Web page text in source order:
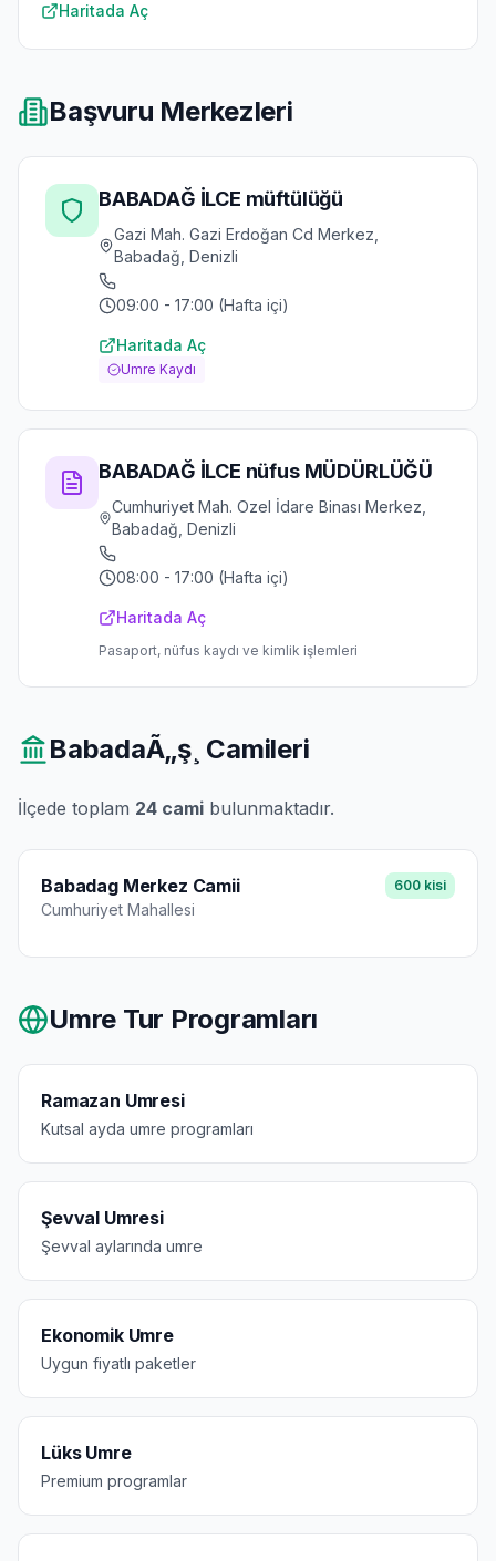
Haritada Aç
Başvuru Merkezleri
BABADAĞ İLCE müftülüğü
Gazi Mah. Gazi Erdoğan Cd Merkez,
Babadağ, Denizli
09:00 - 17:00 (Hafta içi)
Haritada Aç
Umre Kaydı
BABADAĞ İLCE nüfus MÜDÜRLÜĞÜ
Cumhuriyet Mah. Ozel İdare Binası Merkez,
Babadağ, Denizli
08:00 - 17:00 (Hafta içi)
Haritada Aç
Pasaport, nüfus kaydı ve kimlik işlemleri
BabadaÃ„ş¸ Camileri
İlçede toplam 24 cami bulunmaktadır.
Babadag Merkez Camii
Cumhuriyet Mahallesi
600 kisi
Umre Tur Programları
Ramazan Umresi
Kutsal ayda umre programları
Şevval Umresi
Şevval aylarında umre
Ekonomik Umre
Uygun fiyatlı paketler
Lüks Umre
Premium programlar